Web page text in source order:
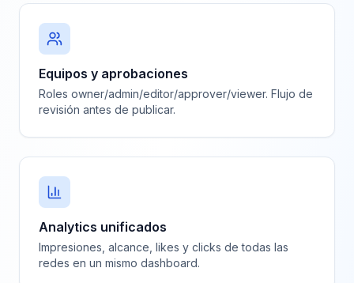
Equipos y aprobaciones
Roles owner/admin/editor/approver/viewer. Flujo de
revisión antes de publicar.
Analytics unificados
Impresiones, alcance, likes y clicks de todas las
redes en un mismo dashboard.